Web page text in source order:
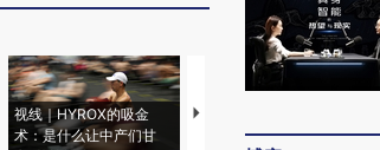
视线｜HYROX的吸金
术：是什么让中产们甘
马航飞行员跨国走私7万
粒摇头丸 尿检体内含3种